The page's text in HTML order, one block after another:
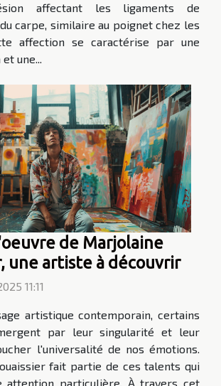
affectant les ligaments de
carpe, similaire au poignet chez les
affection se caractérise par une
une...
de Marjolaine
une artiste à découvrir
11:11
artistique contemporain, certains
par leur singularité et leur
l'universalité de nos émotions.
fait partie de ces talents qui
attention particulière. À travers cet